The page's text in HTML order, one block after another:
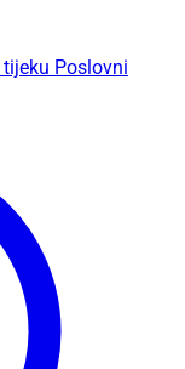
Poslovni